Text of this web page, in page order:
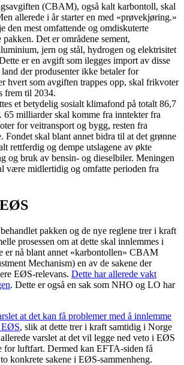
(CBAM), også kalt karbontoll, skal
allerede i år starter en med «prøvekjøring.»
den mest omfattende og omdiskuterte
Det er områdene sement,
jern og stål, hydrogen og elektrisitet
er en avgift som ilegges import av disse
der produsenter ikke betaler for
hvert som avgiften trappes opp, skal frikvoter
frem til 2034.
et betydelig sosialt klimafond på totalt 86,7
65 milliarder skal komme fra inntekter fra
for veitransport og bygg, resten fra
Fondet skal blant annet bidra til at det grønne
rettferdig og dempe utslagene av økte
og bruk av bensin- og dieselbiler. Meningen
være midlertidig og omfatte perioden fra
pakken og de nye reglene trer i kraft
prosessen om at dette skal innlemmes i
er nå blant annet «karbontollen» CBAM
Mechanism) en av de sakene der
EØS-relevans. Dette har allerede vakt
. Dette er også en sak som NHO og LO har
at det kan få problemer med å innlemme
EØS, slik at dette trer i kraft samtidig i Norge
varslet at det vil legge ned veto i EØS
for luftfart. Dermed kan EFTA-siden få
konkrete sakene i EØS-sammenheng.